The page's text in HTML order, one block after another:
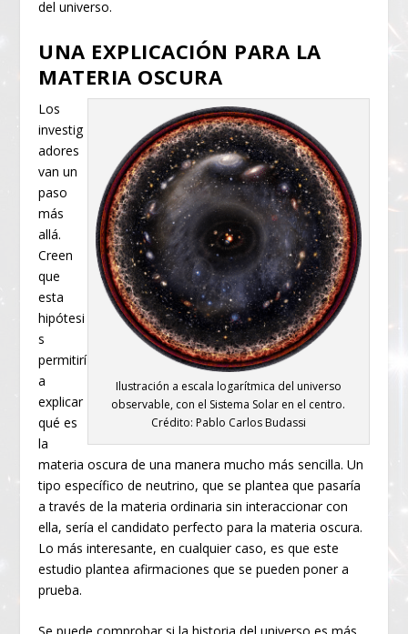
del universo.
UNA EXPLICACIÓN PARA LA
MATERIA OSCURA
Ilustración a escala logarítmica del universo
observable, con el Sistema Solar en el centro.
Crédito: Pablo Carlos Budassi
Los
investig
adores
van un
paso
más
allá.
Creen
que
esta
hipótesi
s
permitirí
a
explicar
qué es
la
materia oscura de una manera mucho más sencilla. Un
tipo específico de neutrino, que se plantea que pasaría
a través de la materia ordinaria sin interaccionar con
ella, sería el candidato perfecto para la materia oscura.
Lo más interesante, en cualquier caso, es que este
estudio plantea afirmaciones que se pueden poner a
prueba.